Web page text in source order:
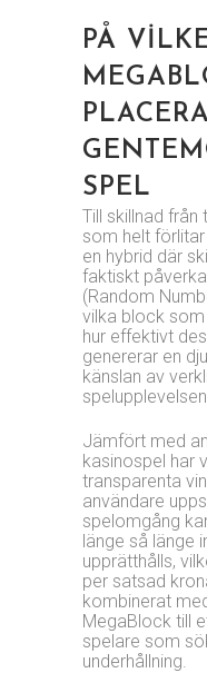
PÅ
SPEL
Till skillnad
som helt
en hybrid där
faktiskt
(Random
vilka block
hur effektivt
genererar en
känslan av
Jämfört med
kasinospel har
transparenta
användare
spelomgång
länge så länge
upprätthålls,
per satsad
kombinerat
MegaBlock till
spelare som
underhållning.